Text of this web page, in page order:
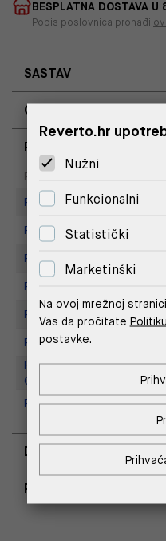
BESPLATNA DOSTAVA U
Popis poslovnica pronađi
SASTAV
OPIS PROIZVODA
RASPOLOŽIVOST PO
Poslovnica
Replay store, Arena centar
Replay Store, Supernova
Replay Store, City Center
Replay Store, Joker Centar
Replay Store, Mall of Split
Replay store, Tower Centar
Replay Outlet Store,
Outlet Croatia
Replay Outlet Store, Split
DOSTAVA
POVRAT I ZAMJENA
Reverto.hr
Nužni
Funkcionalni
Statistički
Marketinški
Na ovoj mrežnoj
Vas da pročitate
postavke.